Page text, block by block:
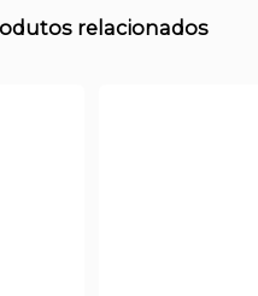
relacionados